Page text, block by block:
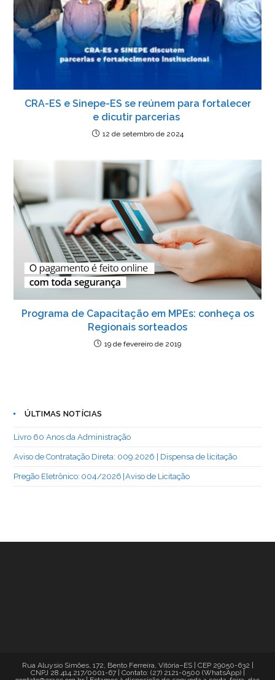
CRA-ES e Sinepe-ES se reúnem para fortalecer
e dicutir parcerias
12 de setembro de 2024
Programa de Capacitação em MPEs: conheça os
Regionais sorteados
19 de fevereiro de 2019
ÚLTIMAS NOTÍCIAS
Livro 60 Anos da Administração
Aviso de Contratação Direta: 009.2026 | Dispensa de licitação
Pregão Eletrônico: 004/2026 | Aviso de Licitação
Rua Aluysio Simões, 172, Bento Ferreira, Vitória–ES | CEP 29050-632 |
CNPJ 28.414.217/0001-67 | Contato: (27) 2121-0500 (WhatsApp) |